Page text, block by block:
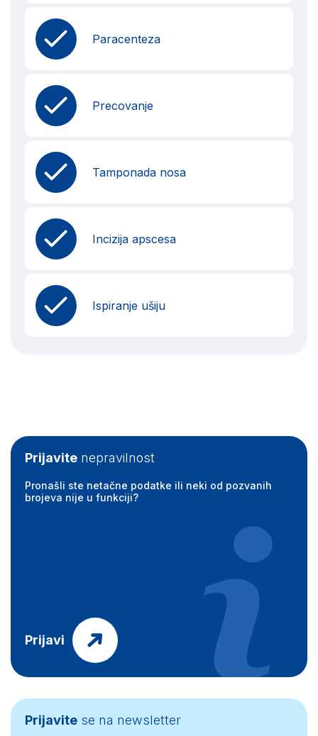
Paracenteza
Precovanje
Tamponada nosa
Incizija apscesa
Ispiranje ušiju
Prijavite nepravilnost
Pronašli ste netačne podatke ili neki od pozvanih
brojeva nije u funkciji?
Prijavi
Prijavite se na newsletter